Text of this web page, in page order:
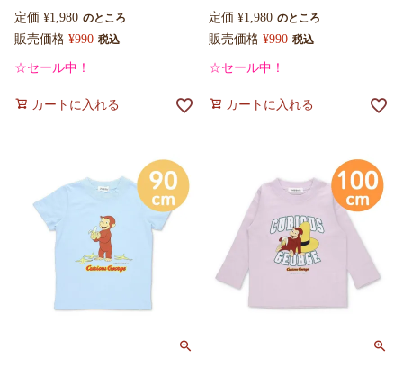
定価 ¥1,980 のところ
販売価格 ¥990 税込
☆セール中！
カートに入れる
定価 ¥1,980 のところ
販売価格 ¥990 税込
☆セール中！
カートに入れる